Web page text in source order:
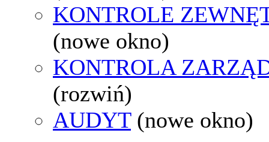
KONTROLE
(nowe okno)
KONTROLA
(rozwiń)
AUDYT (nowe okno)